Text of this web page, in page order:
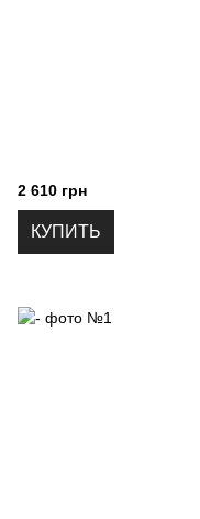
2 610 грн
КУПИТЬ